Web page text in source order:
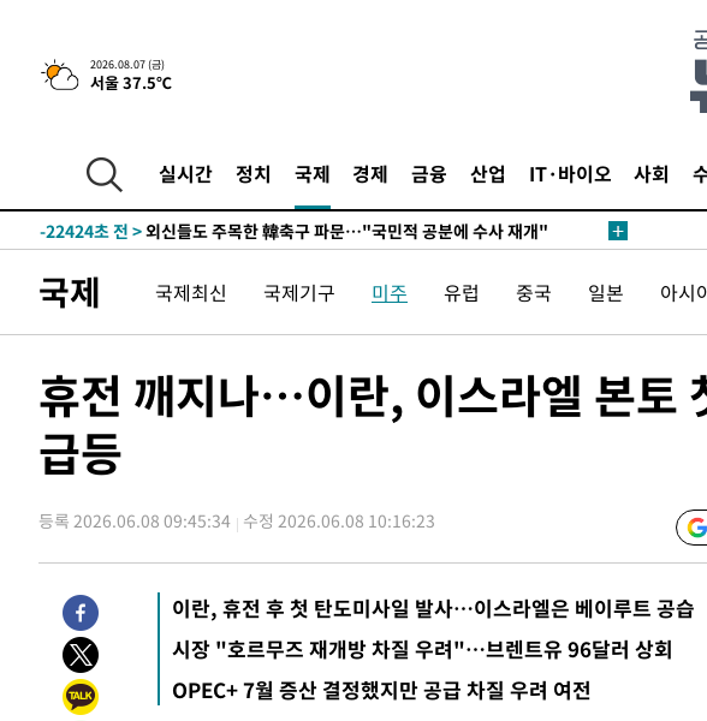
2026.08.07 (금)
서울 37.5℃
실시간 정치 국제 경제 금융 산업 IT·바이오 사회
-26639초 전 >[속보]코스닥, 2.86포인트(0.36%) 내린 798.81마감
-26592초 전 > [속보]코스피, 6200선 약보합…0.60% 내린 6258.77에 마쳐
-26461초 전 >
[속보] 노원서 40.1도 관측…서울, 2018년 이후 첫 40도
-23551초 전 >
-22424초 전 >외신들도 주목한 韓축구 파문…"국민적 공분에 수사 재개"
-21417초 전 >
[속보]규제합리화위원회 부위원장에 김태유 서울대 공대 교수…이
-17775초 전 >[속보]국힘 윤리위, '돌려차기 발언' 진종오·서범수 징계 절차 개시
25.3%↑
-10260초 전 >[속보]'채상병 순직 책임' 임성근, 항소심도 징역 3년
-10126초 전 >
-6726초 전 >
-5170초 전 >"미 전국적 살모네라 식중독 원인은 멕시코산 할라피뇨"-- CDC
-3683초 전 >[속보]경찰·노동부, HL만도 평택사업장 끼임 사망 관련 압수수색
-3564초 전 >
[속보]합수본, '투표율 허위 입력' 중앙·서울·경기도 선관위 등 9곳
압수수색
-30816초 전 >
SK하이닉스, 용인·청주 팹에 54조 투자…"AI 메모리 수요 선제 대
응"
-27672초 전 >
-26925초 전 >
외국인 심판 성 접대 7경기 들여다보니…한국 축구 '5승 2무'
국제 국제최신 국제기구 미주 유럽 중국 일본 아시
휴전 깨지나…이란, 이스라엘 본토
급등
등록 2026.06.08 09:45:34 수정 2026.06.08 10:16:23
이란, 휴전 후 첫 탄도미사일 발사…이스라엘은 베이루트 공습
시장 "호르무즈 재개방 차질 우려"…브렌트유 96달러 상회
OPEC+ 7월 증산 결정했지만 공급 차질 우려 여전